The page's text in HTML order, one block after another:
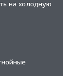
на холодную